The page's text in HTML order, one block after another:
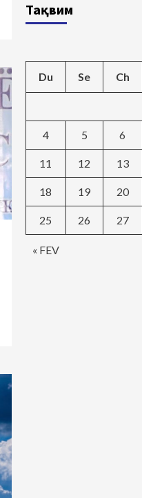
Тақвим
Du Se Ch
« FEV
4 5 6
11 12 13
18 19 20
25 26 27